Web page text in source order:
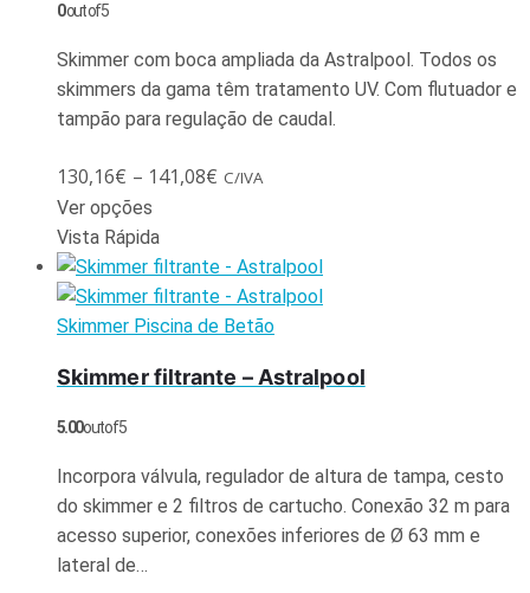
0out of 5
Skimmer com boca ampliada da Astralpool. Todos os
skimmers da gama têm tratamento UV. Com flutuador e
tampão para regulação de caudal.
130,16€ – 141,08€ C/IVA
Ver opções
Vista Rápida
Skimmer Piscina de Betão
Skimmer filtrante – Astralpool
5.00out of 5
Incorpora válvula, regulador de altura de tampa, cesto
do skimmer e 2 filtros de cartucho. Conexão 32 m para
acesso superior, conexões inferiores de Ø 63 mm e
lateral de…